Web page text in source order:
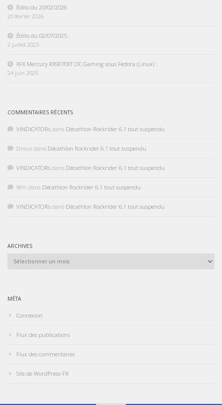
Édito du 20/02/2026
20 février 2026
Édito du 02/07/2025 :
2 juillet 2025
XFX Mercury RX9070XT OC Gaming sous Fedora (Linux) :
24 juin 2025
COMMENTAIRES RÉCENTS
VINDICATORs dans Décathlon Rockrider 6.1 tout suspendu
Dreux dans Décathlon Rockrider 6.1 tout suspendu
VINDICATORs dans Décathlon Rockrider 6.1 tout suspendu
Wm dans Décathlon Rockrider 6.1 tout suspendu
VINDICATORs dans Décathlon Rockrider 6.1 tout suspendu
ARCHIVES
MÉTA
Connexion
Flux des publications
Flux des commentaires
Site de WordPress-FR